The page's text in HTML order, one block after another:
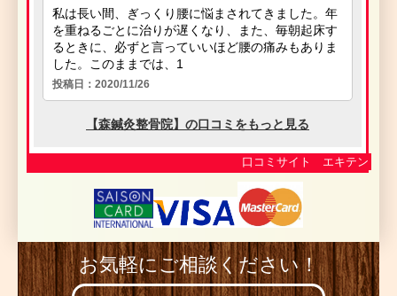
口コミサイト エキテン
お気軽にご相談ください！